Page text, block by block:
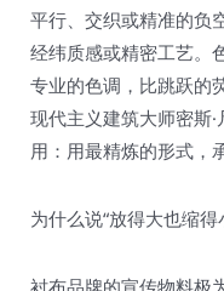
平行、交织或精准的负
经纬质感或精密工艺。
专业的色调，比跳跃的
现代主义建筑大师密斯
用：用最精炼的形式，
为什么说“放得大也缩得